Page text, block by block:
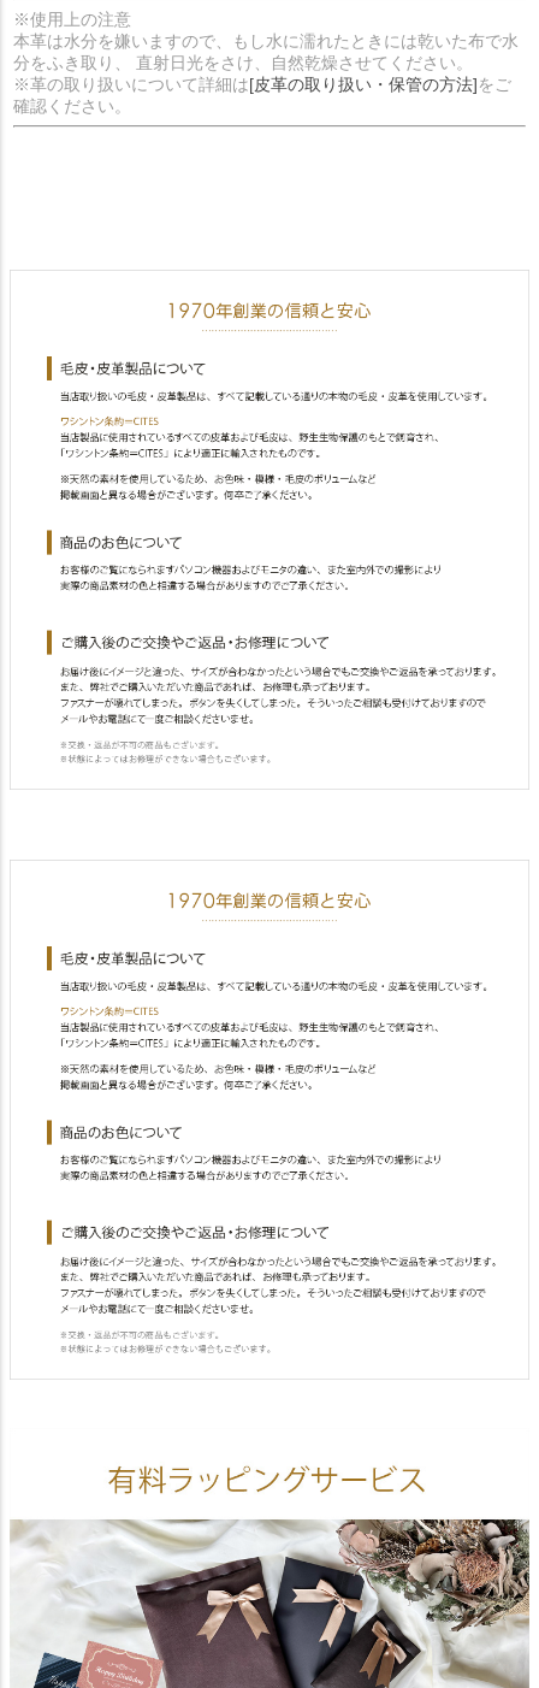
※使用上の注意
本革は水分を嫌いますので、もし水に濡れたときには乾いた布で水
分をふき取り、 直射日光をさけ、自然乾燥させてください。
※革の取り扱いについて詳細は[皮革の取り扱い・保管の方法]をご
確認ください。